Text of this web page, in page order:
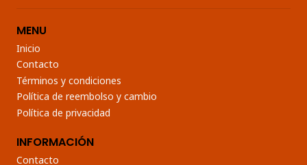
MENU
Inicio
Contacto
Términos y condiciones
Política de reembolso y cambio
Política de privacidad
INFORMACIÓN
Contacto